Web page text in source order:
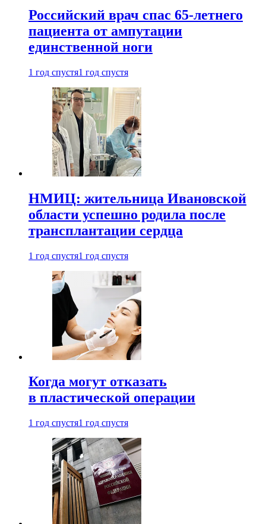
Российский врач спас 65-летнего
пациента от ампутации
единственной ноги
1 год спустя1 год спустя
НМИЦ: жительница Ивановской
области успешно родила после
трансплантации сердца
1 год спустя1 год спустя
Когда могут отказать
в пластической операции
1 год спустя1 год спустя